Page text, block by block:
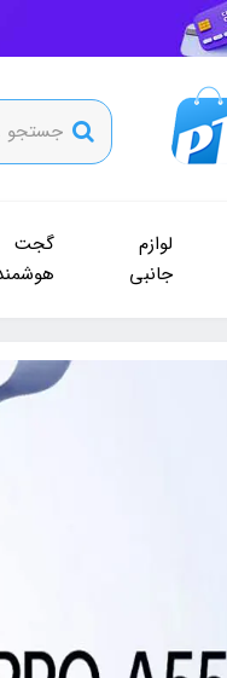
لوازم
جانبی
گجت